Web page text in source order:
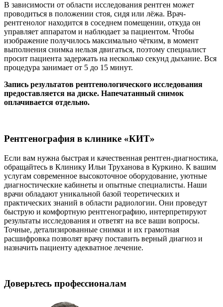
В зависимости от области исследования рентген может
проводиться в положении стоя, сидя или лёжа. Врач-
рентгенолог находится в соседнем помещении, откуда он
управляет аппаратом и наблюдает за пациентом. Чтобы
изображение получилось максимально чётким, в момент
выполнения снимка нельзя двигаться, поэтому специалист
просит пациента задержать на несколько секунд дыхание. Вся
процедура занимает от 5 до 15 минут.
Запись результатов рентгенологического исследования
предоставляется на диске. Напечатанный снимок
оплачивается отдельно.
Рентгенография в клинике «КИТ»
Если вам нужна быстрая и качественная рентген-диагностика,
обращайтесь в Клинику Ильи Труханова в Куркино. К вашим
услугам современное высокоточное оборудование, уютные
диагностические кабинеты и опытные специалисты. Наши
врачи обладают уникальной базой теоретических и
практических знаний в области радиологии. Они проведут
быструю и комфортную рентгенографию, интерпретируют
результаты исследования и ответят на все ваши вопросы.
Точные, детализированные снимки и их грамотная
расшифровка позволят врачу поставить верный диагноз и
назначить пациенту адекватное лечение.
Доверьтесь профессионалам